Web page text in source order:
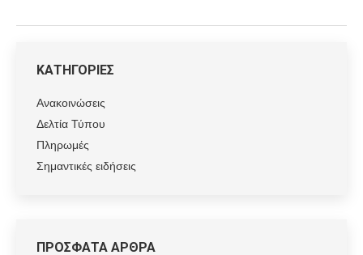
ΚΑΤΗΓΟΡΙΕΣ
Ανακοινώσεις
Δελτία Τύπου
Πληρωμές
Σημαντικές ειδήσεις
ΠΡΟΣΦΑΤΑ ΑΡΘΡΑ